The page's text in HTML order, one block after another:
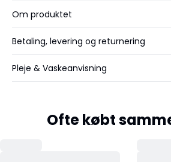
Om produktet
Betaling, levering og returnering
Pleje & Vaskeanvisning
Ofte købt